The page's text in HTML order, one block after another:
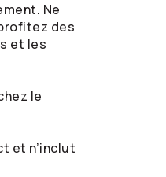
Ne
des
et les
le
et n’inclut